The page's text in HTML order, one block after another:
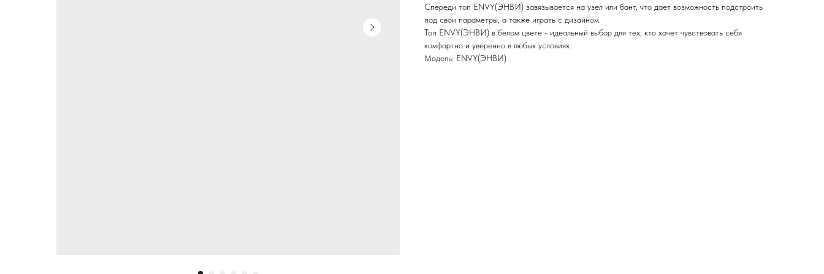
Спереди топ ENVY(ЭНВИ) завязывается на узел или бант, что дает возможность подстроить
под свои параметры, а также играть с дизайном.
Топ ENVY(ЭНВИ) в белом цвете - идеальный выбор для тех, кто хочет чувствовать себя
комфортно и уверенно в любых условиях.
Модель: ENVY(ЭНВИ)